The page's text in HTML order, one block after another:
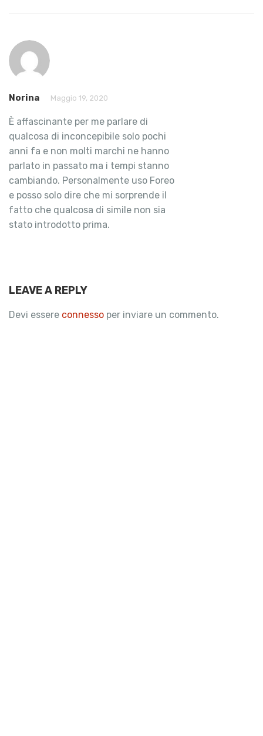
Norina Maggio 19, 2020
È affascinante per me parlare di
qualcosa di inconcepibile solo pochi
anni fa e non molti marchi ne hanno
parlato in passato ma i tempi stanno
cambiando. Personalmente uso Foreo
e posso solo dire che mi sorprende il
fatto che qualcosa di simile non sia
stato introdotto prima.
LEAVE A REPLY
Devi essere connesso per inviare un commento.